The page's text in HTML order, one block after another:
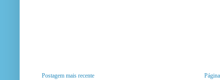
Postagem mais recente